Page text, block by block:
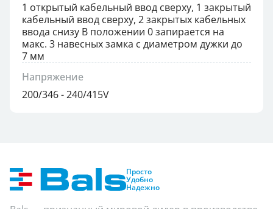
1 открытый кабельный ввод сверху, 1 закрытый
кабельный ввод сверху, 2 закрытых кабельных
ввода снизу В положении 0 запирается на
макс. 3 навесных замка с диаметром дужки до
7 мм
Напряжение
200/346 - 240/415V
Просто
Удобно
Надежно